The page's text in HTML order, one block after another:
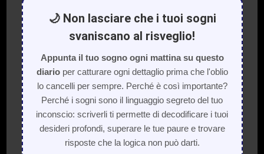
🌙 Non lasciare che i tuoi sogni
svaniscano al risveglio!
Appunta il tuo sogno ogni mattina su questo
diarioper catturare ogni dettaglio prima che l'oblio
lo cancelli per sempre. Perché è così importante?
Perché i sogni sono il linguaggio segreto del tuo
inconscio: scriverli ti permette di decodificare i tuoi
desideri profondi, superare le tue paure e trovare
risposte che la logica non può darti.